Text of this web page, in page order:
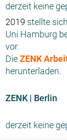
derzeit keine
2019 stellte
Uni Hamburg
vor.
DieZENK
herunterladen.
ZENK | Berlin
derzeit keine